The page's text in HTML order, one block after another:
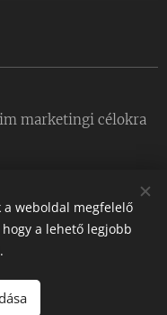
marketingi célokra
COFFEE ©
weboldal megfelelő
a lehető legjobb